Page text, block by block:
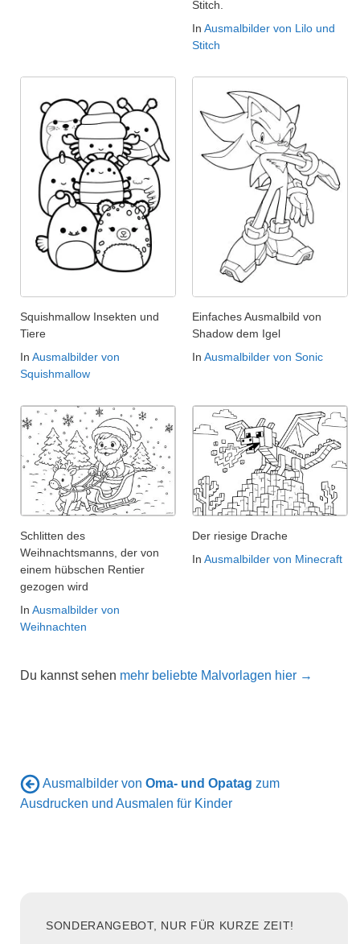
Stitch.
In Ausmalbilder von Lilo und
Stitch
Squishmallow Insekten und
Tiere
In Ausmalbilder von
Squishmallow
Einfaches Ausmalbild von
Shadow dem Igel
In Ausmalbilder von Sonic
Schlitten des
Weihnachtsmanns, der von
einem hübschen Rentier
gezogen wird
In Ausmalbilder von
Weihnachten
Der riesige Drache
In Ausmalbilder von Minecraft
Du kannst sehen mehr beliebte Malvorlagen hier →
Ausmalbilder von Oma- und Opatag zum
Ausdrucken und Ausmalen für Kinder
SONDERANGEBOT, NUR FÜR KURZE ZEIT!